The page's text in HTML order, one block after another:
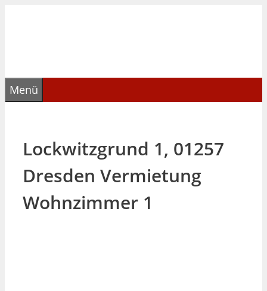
Menü
Lockwitzgrund 1, 01257
Dresden Vermietung
Wohnzimmer 1